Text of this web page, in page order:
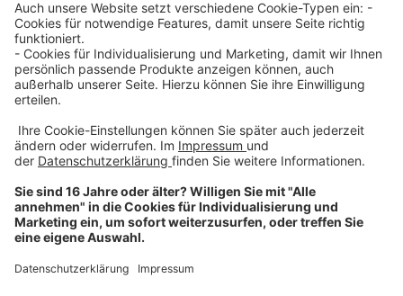
Über uns
Dehner Unternehmen
Jobs bei Dehner